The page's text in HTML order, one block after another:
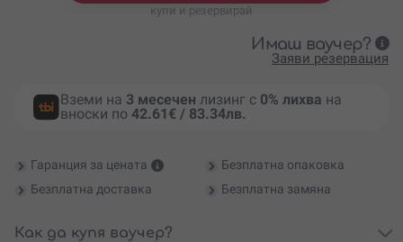
купи и резервирай
Имаш ваучер?
Заяви резервация
Вземи на 3 месечен лизинг с 0% лихва на
вноски по 42.61€ / 83.34лв.
Гаранция за цената
Безплатна опаковка
Безплатна доставка
Безплатна замяна
Как да купя ваучер?